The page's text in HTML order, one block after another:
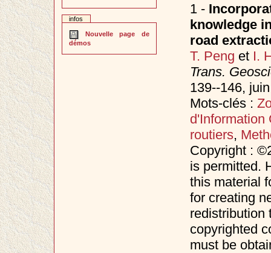
infos
Nouvelle page de
démos
1 -
knowledge
road
T. Peng et I.
Trans.
139--146,
Mots-clés :
d'Information
routiers,
Copyright :
is permitted.
this material
for creating
redistribution
copyrighted
must be